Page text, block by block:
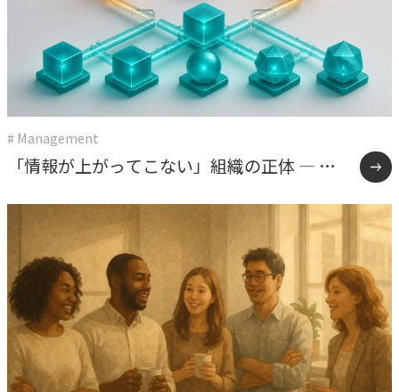
# Management
「情報が上がってこない」組織の正体 ― 権
限委譲と雑談が教えてくれたこと